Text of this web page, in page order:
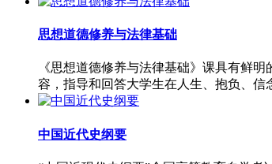
思想道德修养与法律基础
《思想道德修养与法律基础》课具有鲜
容，指导和回答大学生在人生、抱负、信
中国近代史纲要